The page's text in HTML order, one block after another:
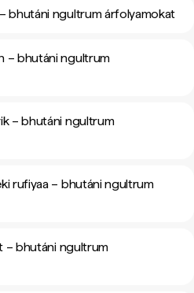
bhutáni ngultrum árfolyamokat
– bhutáni ngultrum
– bhutáni ngultrum
rufiyaa – bhutáni ngultrum
– bhutáni ngultrum